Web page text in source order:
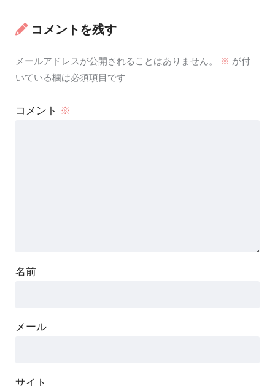
コメントを残す
メールアドレスが公開されることはありません。 ※ が付
いている欄は必須項目です
コメント ※
名前
メール
サイト